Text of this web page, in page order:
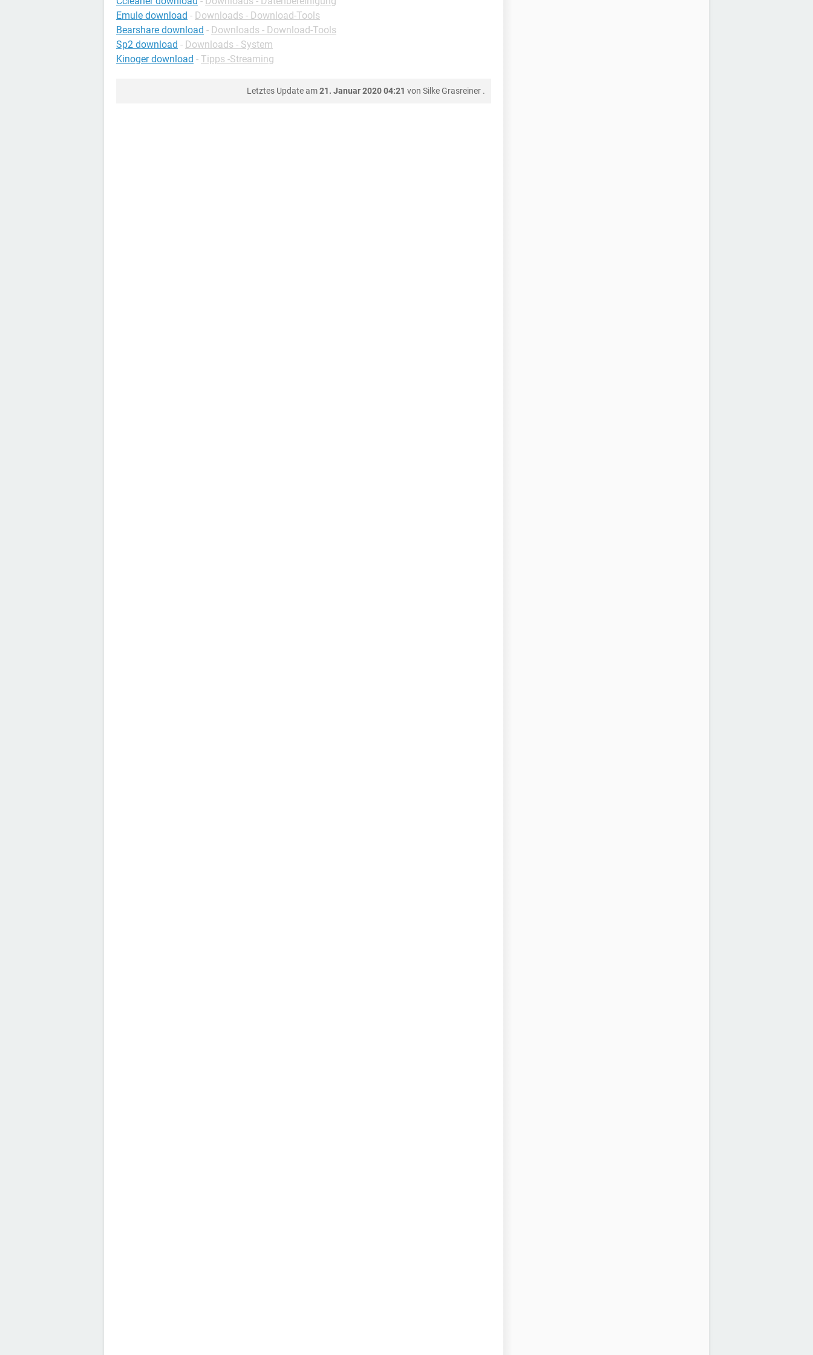
Emule download - Downloads - Download-Tools
Bearshare download - Downloads - Download-Tools
Sp2 download - Downloads - System
Kinoger download - Tipps -Streaming
Letztes Update am21. Januar 2020 04:21 von Silke Grasreiner .